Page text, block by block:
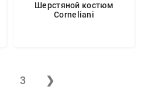
Шерстяной костюм
Corneliani
3 ❯